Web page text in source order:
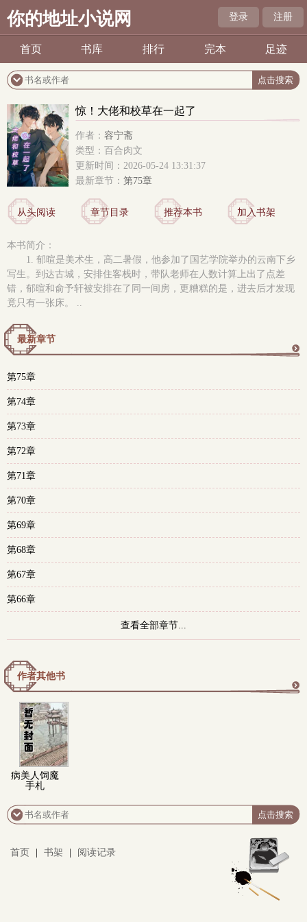
你的地址小说网 登录 注册
首页 书库 排行 完本 足迹
惊！大佬和校草在一起了
作者： 容宁斋
类型：百合肉文
更新时间：2026-05-24 13:31:37
最新章节： 第75章
从头阅读 章节目录 推荐本书 加入书架
本书简介：
1. 郁暄是美术生，高二暑假，他参加了国艺学院举办的云南下乡
写生。到达古城，安排住客栈时，带队老师在人数计算上出了点差
错，郁暄和俞予轩被安排在了同一间房，更糟糕的是，进去后才发现
竟只有一张床。 ..
最新章节
第75章
第74章
第73章
第72章
第71章
第70章
第69章
第68章
第67章
第66章
查看全部章节...
作者其他书
病美人饲魔
手札
首页 书架 阅读记录